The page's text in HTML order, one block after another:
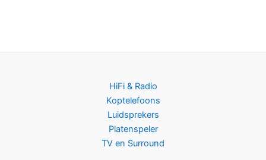
HiFi & Radio
Koptelefoons
Luidsprekers
Platenspeler
TV en Surround